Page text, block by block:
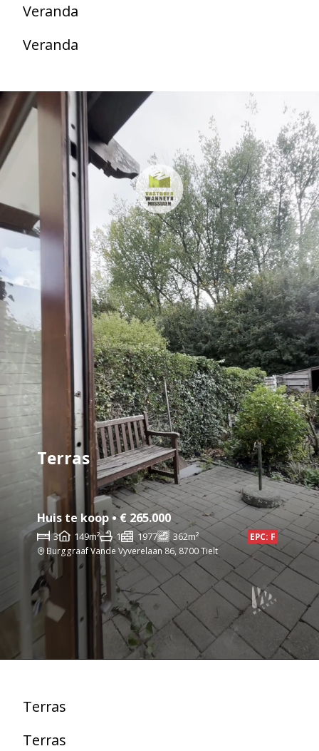
Veranda
Veranda
Terras
Huis te koop • € 265.000
3 149m² 1 1977 362m²
EPC: F
Burggraaf Vande Vyverelaan 86, 8700 Tielt
Terras
Terras